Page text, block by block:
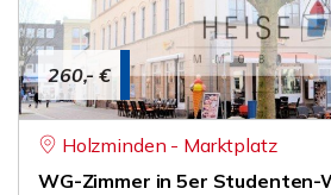
260,- €
Holzminden - Marktplatz
WG-Zimmer in 5er Studenten-